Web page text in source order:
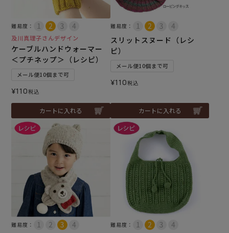
難易度：
及川真理子さんデザイン
ケーブルハンドウォーマー
＜プチネップ＞（レシピ）
メール便10個まで可
¥110税込
カートに入れる
難易度：
スリットスヌード（レシ
ピ）
メール便10個まで可
¥110税込
カートに入れる
難易度： 難易度：